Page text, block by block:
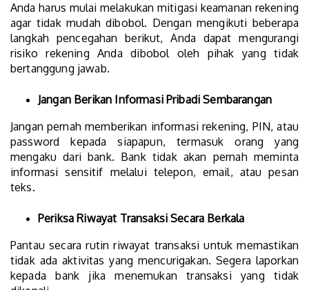
Anda harus mulai melakukan mitigasi keamanan rekening
agar tidak mudah dibobol. Dengan mengikuti beberapa
langkah pencegahan berikut, Anda dapat mengurangi
risiko rekening Anda dibobol oleh pihak yang tidak
bertanggung jawab.
Jangan Berikan Informasi Pribadi Sembarangan
Jangan pernah memberikan informasi rekening, PIN, atau
password kepada siapapun, termasuk orang yang
mengaku dari bank. Bank tidak akan pernah meminta
informasi sensitif melalui telepon, email, atau pesan
teks.
Periksa Riwayat Transaksi Secara Berkala
Pantau secara rutin riwayat transaksi untuk memastikan
tidak ada aktivitas yang mencurigakan. Segera laporkan
kepada bank jika menemukan transaksi yang tidak